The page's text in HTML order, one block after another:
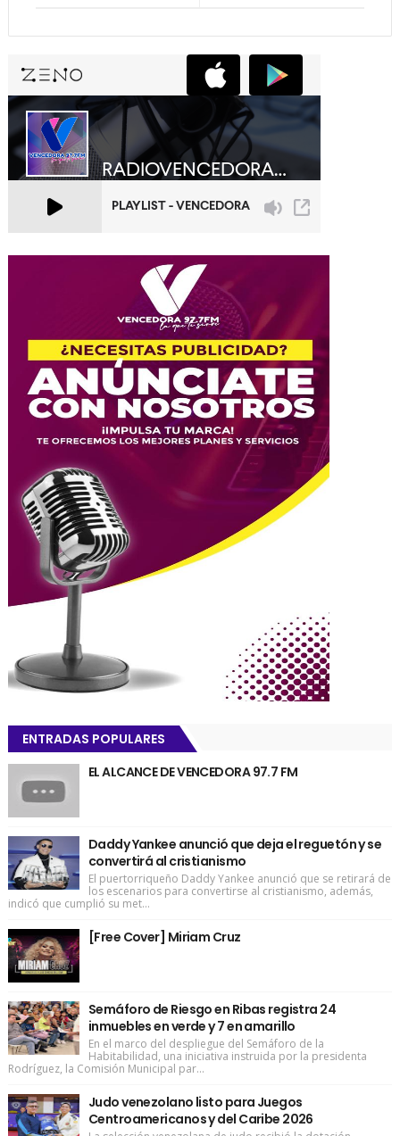
ENTRADAS POPULARES
EL ALCANCE DE VENCEDORA 97.7 FM
Daddy Yankee anunció que deja el reguetón y se
convertirá al cristianismo
El puertorriqueño Daddy Yankee anunció que se retirará de
los escenarios para convertirse al cristianismo, además,
indicó que cumplió su met...
[Free Cover] Miriam Cruz
Semáforo de Riesgo en Ribas registra 24
inmuebles en verde y 7 en amarillo
En el marco del despliegue del Semáforo de la
Habitabilidad, una iniciativa instruida por la presidenta
Rodríguez, la Comisión Municipal par...
Judo venezolano listo para Juegos
Centroamericanos y del Caribe 2026